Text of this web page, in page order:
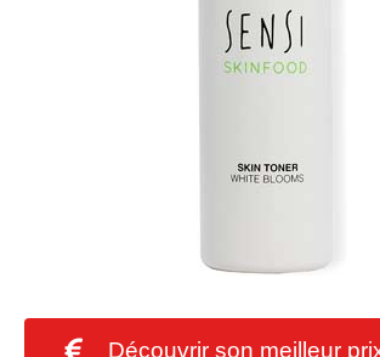
Découvrir son meilleur